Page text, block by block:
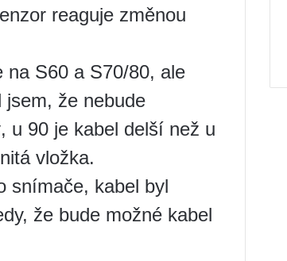
reaguje změnou
na S60 a S70/80, ale
jsem, že nebude
u 90 je kabel delší než u
vložka.
snímače, kabel byl
že bude možné kabel